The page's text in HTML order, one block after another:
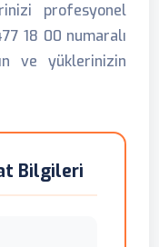
profesyonel
18 00 numaralı
ve yüklerinizin
Bilgileri